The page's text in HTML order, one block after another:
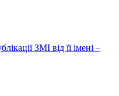
ЗМІ від її імені –